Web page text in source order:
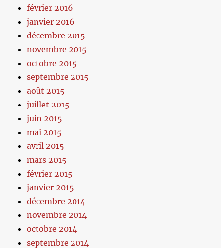
février 2016
janvier 2016
décembre 2015
novembre 2015
octobre 2015
septembre 2015
août 2015
juillet 2015
juin 2015
mai 2015
avril 2015
mars 2015
février 2015
janvier 2015
décembre 2014
novembre 2014
octobre 2014
septembre 2014